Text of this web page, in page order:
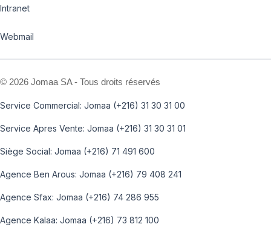
Intranet
Webmail
© 2026 Jomaa SA - Tous droits réservés
Service Commercial: Jomaa (+216) 31 30 31 00
Service Apres Vente: Jomaa (+216) 31 30 31 01
Siège Social: Jomaa (+216) 71 491 600
Agence Ben Arous: Jomaa (+216) 79 408 241
Agence Sfax: Jomaa (+216) 74 286 955
Agence Kalaa: Jomaa (+216) 73 812 100